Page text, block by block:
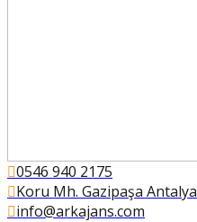
0546 940 2175
Koru Mh. Gazipaşa Antalya
info@arkajans.com